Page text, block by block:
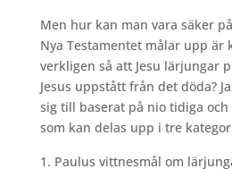
Men hur kan man vara säker
Nya Testamentet målar upp är
verkligen så att Jesu lärjungar
Jesus uppstått från det döda?
sig till baserat på nio tidiga
som kan delas upp i tre
Paulus vittnesmål om